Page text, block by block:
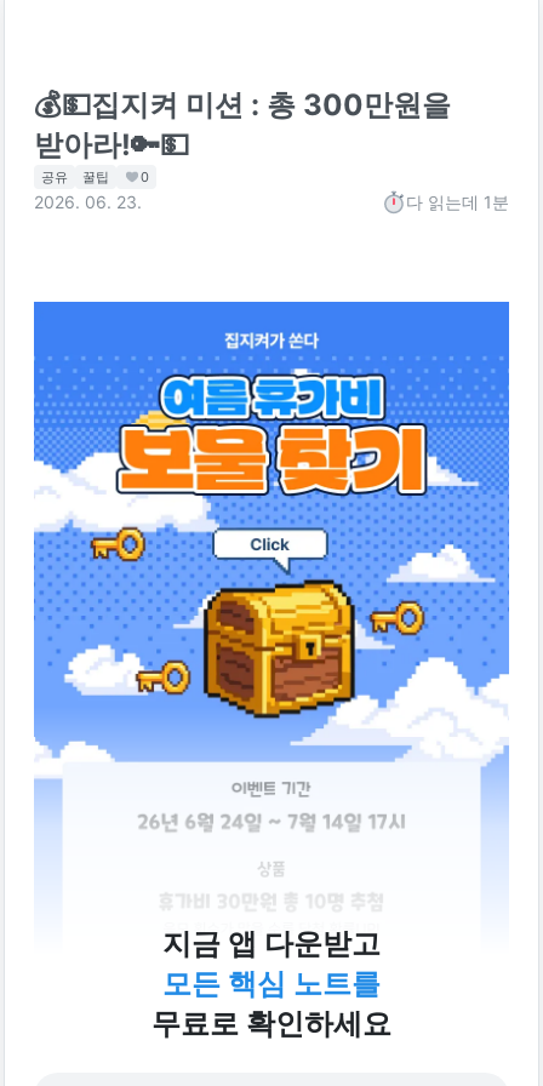
💰💵집지켜 미션 : 총 300만원을
받아라!🔑💵
공유 꿀팁 0
2026. 06. 23. 다 읽는데 1분
🔻여름 휴가비 받으가 가기 🔻
지금 앱 다운받고
모든 핵심 노트를
무료로 확인하세요